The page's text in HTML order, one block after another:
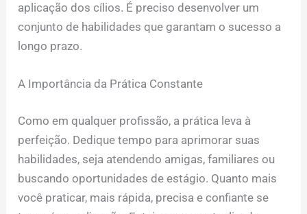
aplicação dos cílios. É preciso desenvolver um
conjunto de habilidades que garantam o sucesso a
longo prazo.
A Importância da Prática Constante
Como em qualquer profissão, a prática leva à
perfeição. Dedique tempo para aprimorar suas
habilidades, seja atendendo amigas, familiares ou
buscando oportunidades de estágio. Quanto mais
você praticar, mais rápida, precisa e confiante se